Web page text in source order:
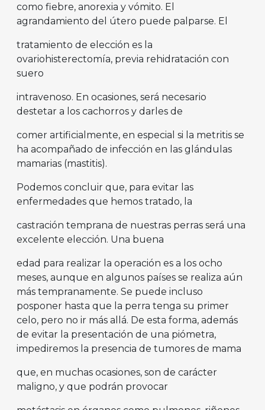
como fiebre, anorexia y vómito. El
agrandamiento del útero puede palparse. El
tratamiento de elección es la
ovariohisterectomía, previa rehidratación con
suero
intravenoso. En ocasiones, será necesario
destetar a los cachorros y darles de
comer artificialmente, en especial si la metritis se
ha acompañado de infección en las glándulas
mamarias (mastitis).
Podemos concluir que, para evitar las
enfermedades que hemos tratado, la
castración temprana de nuestras perras será una
excelente elección. Una buena
edad para realizar la operación es a los ocho
meses, aunque en algunos países se realiza aún
más tempranamente. Se puede incluso
posponer hasta que la perra tenga su primer
celo, pero no ir más allá. De esta forma, además
de evitar la presentación de una piómetra,
impediremos la presencia de tumores de mama
que, en muchas ocasiones, son de carácter
maligno, y que podrán provocar